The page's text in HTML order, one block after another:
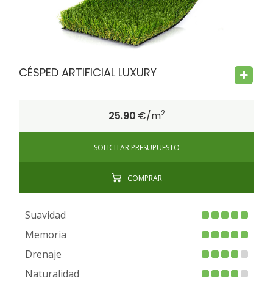
FIRE PROOF CHILD SAFE BACTERIA FREE
CÉSPED ARTIFICIAL LUXURY
25.90 €/m2
SOLICITAR PRESUPUESTO
COMPRAR
Suavidad
Memoria
Drenaje
Naturalidad